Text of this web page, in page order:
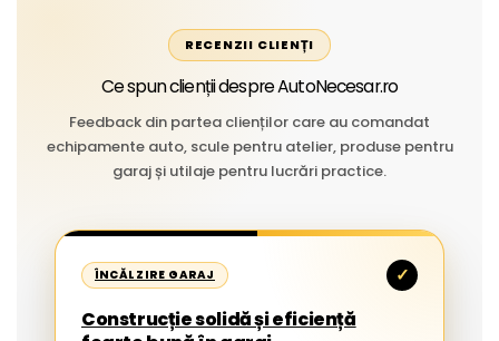
RECENZII CLIENȚI
Ce spun clienții despre AutoNecesar.ro
Feedback din partea clienților care au comandat
echipamente auto, scule pentru atelier, produse pentru
garaj și utilaje pentru lucrări practice.
ÎNCĂLZIRE GARAJ ✓
Construcție solidă și eficiență